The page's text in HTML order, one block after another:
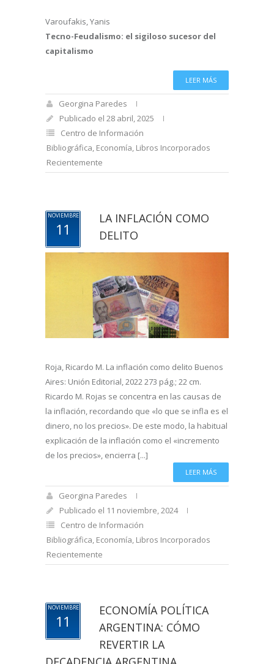
Varoufakis, Yanis
Tecno-Feudalismo: el sigiloso sucesor del
capitalismo
LEER MÁS
Georgina Paredes
Publicado el 28 abril, 2025
Centro de Información
Bibliográfica, Economía, Libros Incorporados
Recientemente
NOVIEMBRE
11
LA INFLACIÓN COMO
DELITO
Roja, Ricardo M. La inflación como delito Buenos
Aires: Unión Editorial, 2022 273 pág.; 22 cm.
Ricardo M. Rojas se concentra en las causas de
la inflación, recordando que «lo que se infla es el
dinero, no los precios». De este modo, la habitual
explicación de la inflación como el «incremento
de los precios», encierra [...]
LEER MÁS
Georgina Paredes
Publicado el 11 noviembre, 2024
Centro de Información
Bibliográfica, Economía, Libros Incorporados
Recientemente
NOVIEMBRE
11
ECONOMÍA POLÍTICA
ARGENTINA: CÓMO
REVERTIR LA